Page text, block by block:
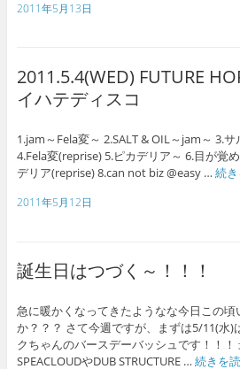
2011年5月13日
2011.5.4(WED) FUTURE
イハテディスコ
1.jam～Fela変～ 2.SALT & OIL～jam～ 3.
4.Fela変(reprise) 5.ピカデリア～ 6.目が覚
デリア(reprise) 8.can not biz @easy … 続
2011年5月12日
誕生日はつづく～！！！
急に暖かくなってきたようなな今日この頃
か？？？ さて今週ですが、まずは5/11(水)
クちゃんのバースデーバッシュです！！！
SPEACLOUDやDUB STRUCTURE … 続きを